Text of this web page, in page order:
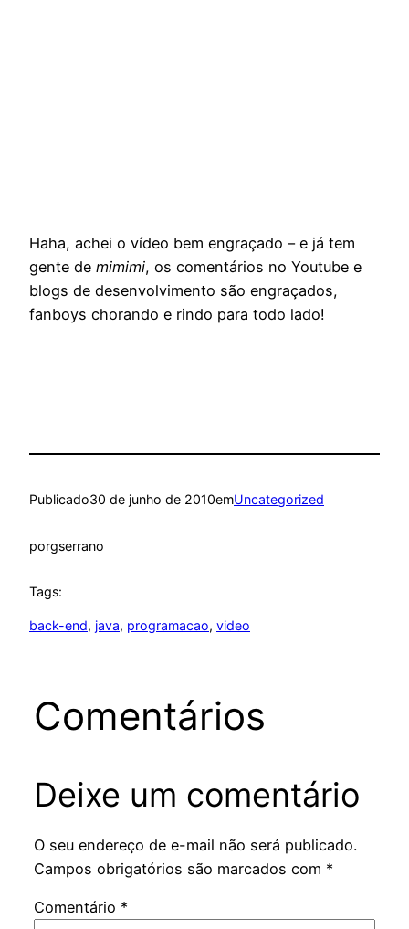
Haha, achei o vídeo bem engraçado – e já tem
gente de mimimi, os comentários no Youtube e
blogs de desenvolvimento são engraçados,
fanboys chorando e rindo para todo lado!
Publicado30 de junho de 2010emUncategorized
porgserrano
Tags:
back-end, java, programacao, video
Comentários
Deixe um comentário
O seu endereço de e-mail não será publicado.
Campos obrigatórios são marcados com *
Comentário *